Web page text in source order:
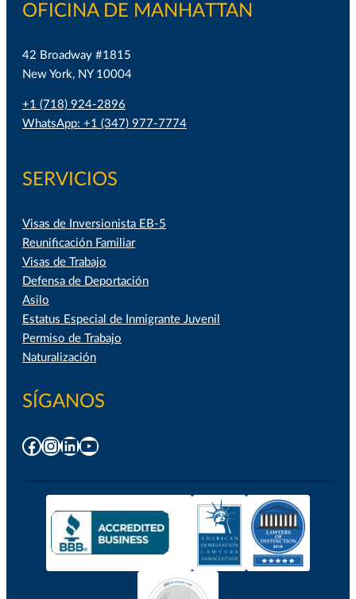
OFICINA DE MANHATTAN
42 Broadway #1815
New York, NY 10004
+1 (718) 924-2896
WhatsApp: +1 (347) 977-7774
SERVICIOS
Visas de Inversionista EB-5
Reunificación Familiar
Visas de Trabajo
Defensa de Deportación
Asilo
Estatus Especial de Inmigrante Juvenil
Permiso de Trabajo
Naturalización
SÍGANOS
Facebook
Instagram
LinkedIn
YouTube